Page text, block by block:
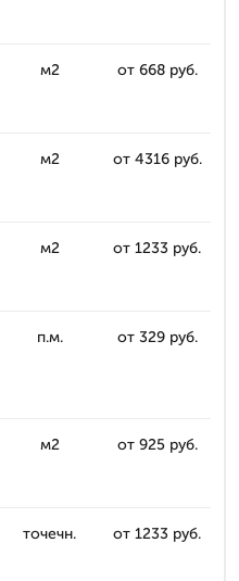
м2 от 668 руб.
м2 от 4316 руб.
м2 от 1233 руб.
п.м. от 329 руб.
м2 от 925 руб.
точечн. от 1233 руб.